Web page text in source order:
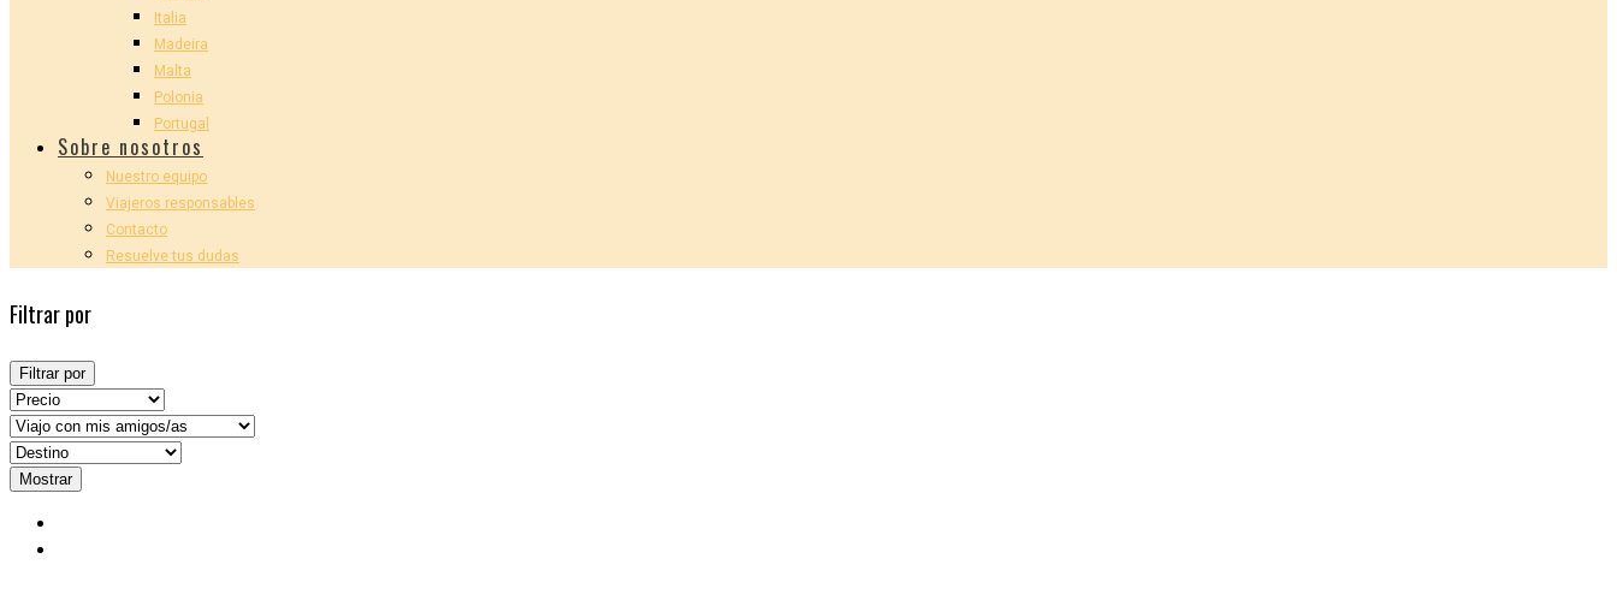
Italia
Madeira
Malta
Polonia
Portugal
Sobre nosotros
Nuestro equipo
Viajeros responsables
Contacto
Resuelve tus dudas
Filtrar por
Filtrar por
Mostrar